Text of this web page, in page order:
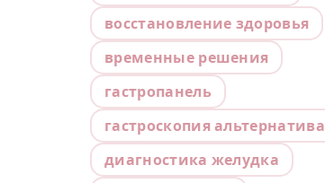
восстановление здоровья
временные решения
гастропанель
гастроскопия альтернатива
диагностика желудка